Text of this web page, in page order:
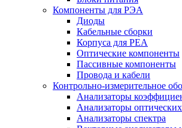
Компоненты для РЭА
Диоды
Кабельные сборки
Корпуса для РЕА
Оптические компоненты
Пассивные компоненты
Провода и кабели
Контрольно-измерительное
Анализаторы
Анализаторы
Анализаторы спектра